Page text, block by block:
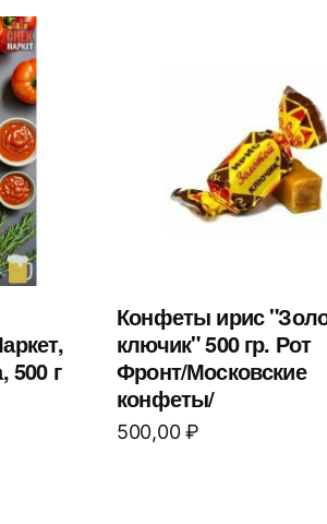
500 г
Конфеты ирис
ключик" 500 гр. Рот
Фронт/Московские
конфеты/
500,00₽